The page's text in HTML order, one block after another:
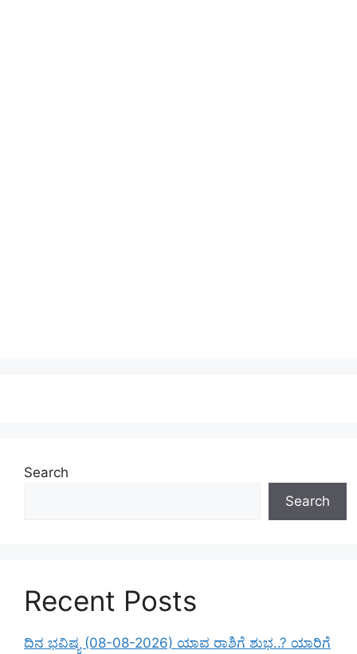
Search
Search
Recent Posts
ದಿನ ಭವಿಷ್ಯ (08-08-2026) ಯಾವ ರಾಶಿಗೆ ಶುಭ..? ಯಾರಿಗೆ